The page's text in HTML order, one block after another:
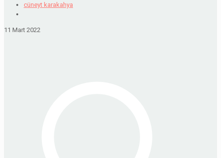
cüneyt karakahya
11 Mart 2022